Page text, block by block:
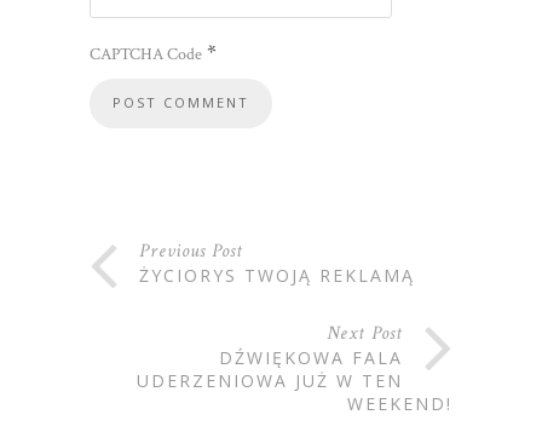
CAPTCHA Code *
Previous Post
ŻYCIORYS TWOJĄ REKLAMĄ
Next Post
DŹWIĘKOWA FALA
UDERZENIOWA JUŻ W TEN
WEEKEND!